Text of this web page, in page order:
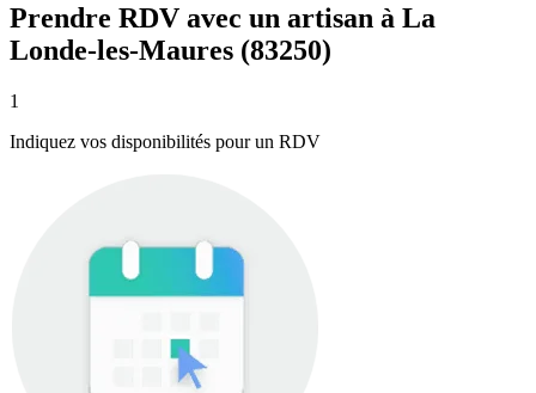
Prendre RDV avec un artisan à La
Londe-les-Maures (83250)
1
Indiquez vos disponibilités pour un RDV